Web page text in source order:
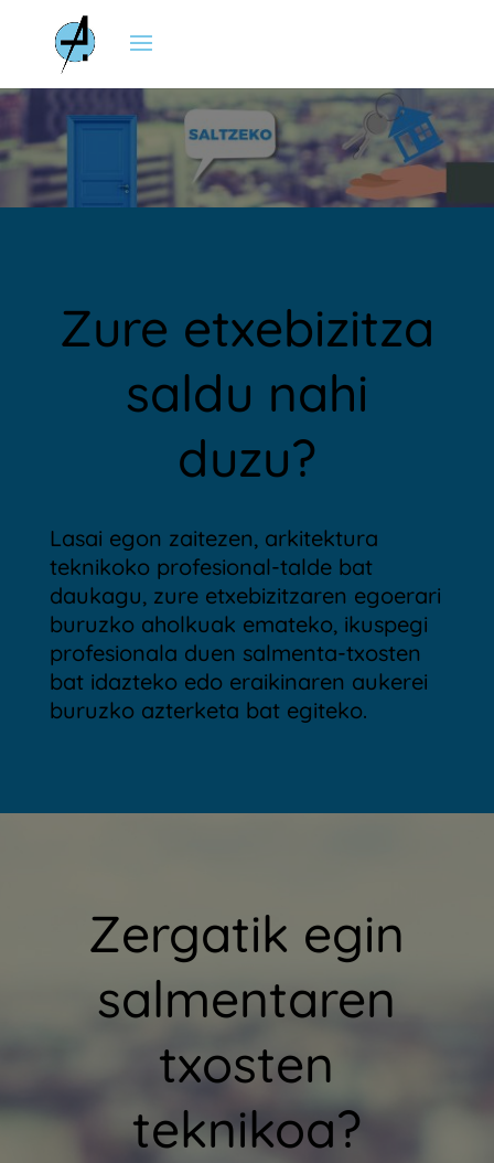
Zure etxebizitza
saldu nahi
duzu?
Lasai egon zaitezen, arkitektura
teknikoko profesional-talde bat
daukagu, zure etxebizitzaren egoerari
buruzko aholkuak emateko, ikuspegi
profesionala duen salmenta-txosten
bat idazteko edo eraikinaren aukerei
buruzko azterketa bat egiteko.
Zergatik egin
salmentaren
txosten
teknikoa?